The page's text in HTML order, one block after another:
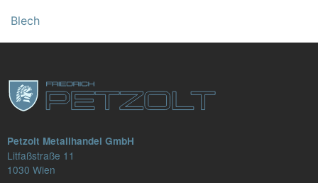
Blech
Petzolt Metallhandel GmbH
Litfaßstraße 11
1030 Wien